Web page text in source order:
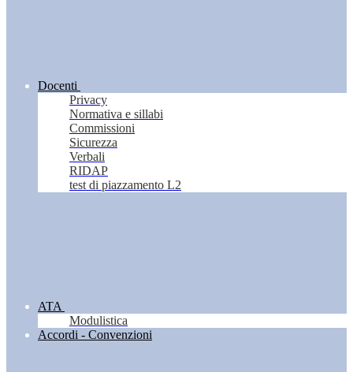
Docenti
Privacy
Normativa e sillabi
Commissioni
Sicurezza
Verbali
RIDAP
test di piazzamento L2
ATA
Modulistica
Accordi - Convenzioni